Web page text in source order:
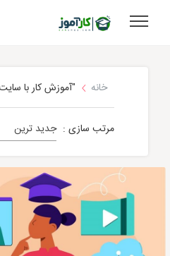
خانه "آموزش کار با
مرتب سازی : جدید ترین